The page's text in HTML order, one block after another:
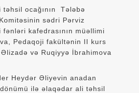
ocağının Tələbə
sədri Pərviz
fənləri kafedrasının müəllimi
Pedaqoji fakültənin II kurs
və Ruqiyyə İbrahimova
Heydər Əliyevin anadan
ilə əlaqədar ali təhsil